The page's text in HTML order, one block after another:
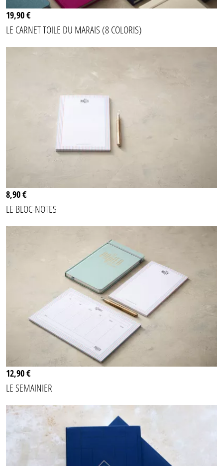
19,90 €
LE CARNET TOILE DU MARAIS (8 COLORIS)
8,90 €
LE BLOC-NOTES
12,90 €
LE SEMAINIER